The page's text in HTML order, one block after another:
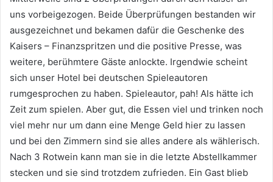
uns vorbeigezogen. Beide Überprüfungen bestanden wir
ausgezeichnet und bekamen dafür die Geschenke des
Kaisers – Finanzspritzen und die positive Presse, was
weitere, berühmtere Gäste anlockte. Irgendwie scheint
sich unser Hotel bei deutschen Spieleautoren
rumgesprochen zu haben. Spieleautor, pah! Als hätte ich
Zeit zum spielen. Aber gut, die Essen viel und trinken noch
viel mehr nur um dann eine Menge Geld hier zu lassen
und bei den Zimmern sind sie alles andere als wählerisch.
Nach 3 Rotwein kann man sie in die letzte Abstellkammer
stecken und sie sind trotzdem zufrieden. Ein Gast blieb